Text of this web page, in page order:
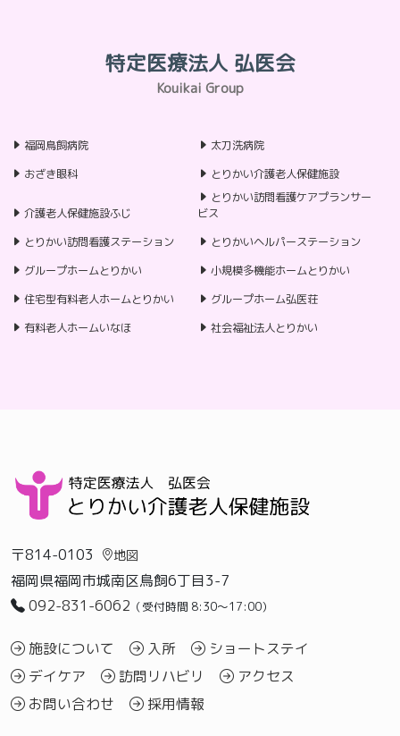
特定医療法人 弘医会
Kouikai Group
福岡鳥飼病院
太刀洗病院
おざき眼科
とりかい介護老人保健施設
介護老人保健施設ふじ
とりかい訪問看護ケアプランサー
ビス
とりかい訪問看護ステーション
とりかいヘルパーステーション
グループホームとりかい
小規模多機能ホームとりかい
住宅型有料老人ホームとりかい
グループホーム弘医荘
有料老人ホームいなほ
社会福祉法人とりかい
〒814-0103 地図
福岡県福岡市城南区鳥飼6丁目3-7
092-831-6062 （受付時間 8:30〜17:00）
施設について 入所
ショートステイ
デイケア
訪問リハビリ
アクセス
お問い合わせ
採用情報